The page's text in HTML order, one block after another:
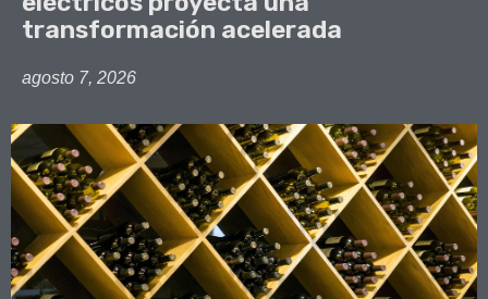
transformación acelerada
agosto 7, 2026